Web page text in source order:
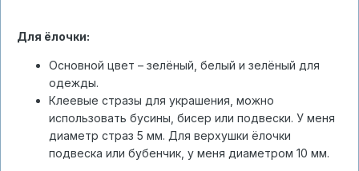
Для ёлочки:
Основной цвет – зелёный, белый и зелёный для
одежды.
Клеевые стразы для украшения, можно
использовать бусины, бисер или подвески. У меня
диаметр страз 5 мм. Для верхушки ёлочки
подвеска или бубенчик, у меня диаметром 10 мм.